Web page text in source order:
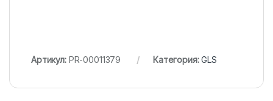
Артикул: PR-00011379 Категория:GLS